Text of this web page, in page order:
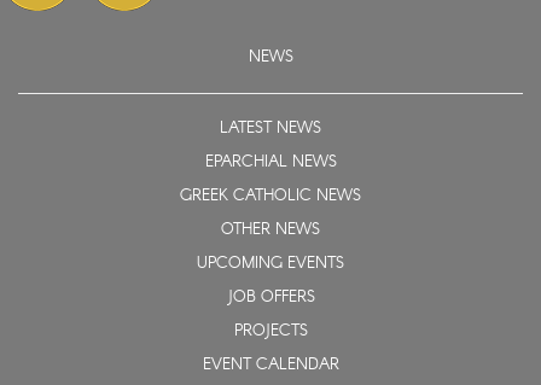
NEWS
LATEST NEWS
EPARCHIAL NEWS
GREEK CATHOLIC NEWS
OTHER NEWS
UPCOMING EVENTS
JOB OFFERS
PROJECTS
EVENT CALENDAR